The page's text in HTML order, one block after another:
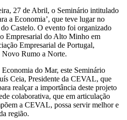
27 de Abril, o Seminário intitulado
a Economia’, que teve lugar no
Castelo. O evento foi organizado
Empresarial do Alto Minho em
Empresarial de Portugal,
Rumo a Norte.
do Mar, este Seminário
Ceia, Presidente da CEVAL, que
realçar a importância deste projeto
colaborativa, que em articulação
a CEVAL, possa servir melhor e
região.